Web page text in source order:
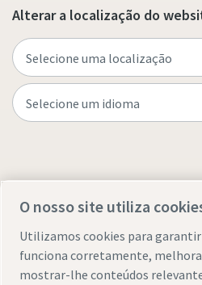
Alterar a localização do
O nosso site utiliza
Utilizamos cookies para
funciona corretamente,
mostrar-lhe conteúdos